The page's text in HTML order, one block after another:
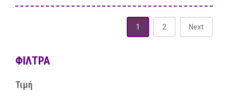
1 2 Next
ΦΊΛΤΡΑ
Τιμή